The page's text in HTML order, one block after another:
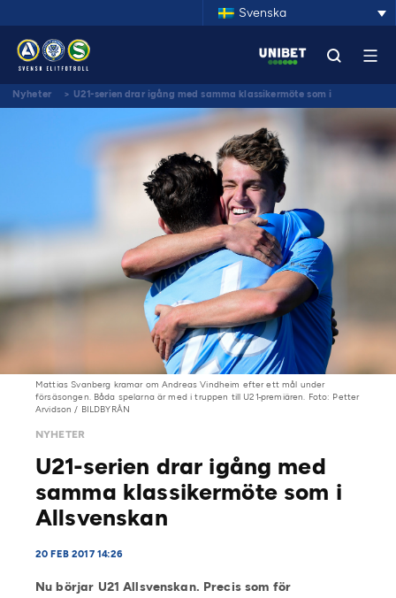
Svenska
Nyheter > U21-serien drar igång med samma klassikermöte som i
Mattias Svanberg kramar om Andreas Vindheim efter ett mål under
försäsongen. Båda spelarna är med i truppen till U21-premiären. Foto: Petter
Arvidson / BILDBYRÅN
NYHETER
U21-serien drar igång med
samma klassikermöte som i
Allsvenskan
20 FEB 2017 14:26
Nu börjar U21 Allsvenskan. Precis som för